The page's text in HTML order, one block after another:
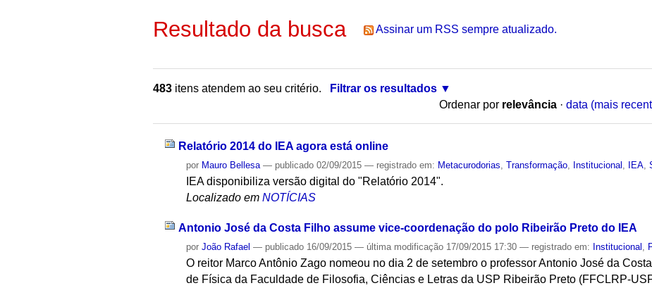
Resultado da busca Assinar um RSS sempre atualizado.
483 itens atendem ao seu critério.
Filtrar os resultados
Ordenar por relevância · data (mais
Relatório 2014 do IEA agora está online
por Mauro Bellesa — publicado 02/09/2015— registrado em: Metacurodorias ,Transformação Institucional IEA ,
IEA disponibiliza versão digital do "Relatório 2014".
Localizado em NOTÍCIAS
Antonio José da Costa Filho assume vice-coordenação do polo Ribeirão Preto do IEA
porJoão Rafael — publicado 16/09/2015— última modificação 17/09/2015 17:30— registrado em: Institucional
O reitor Marco Antônio Zago nomeou no dia 2 de setembro o professor Antonio José da
de Física da Faculdade de Filosofia, Ciências e Letras da USP Ribeirão Preto (FFCLRP-